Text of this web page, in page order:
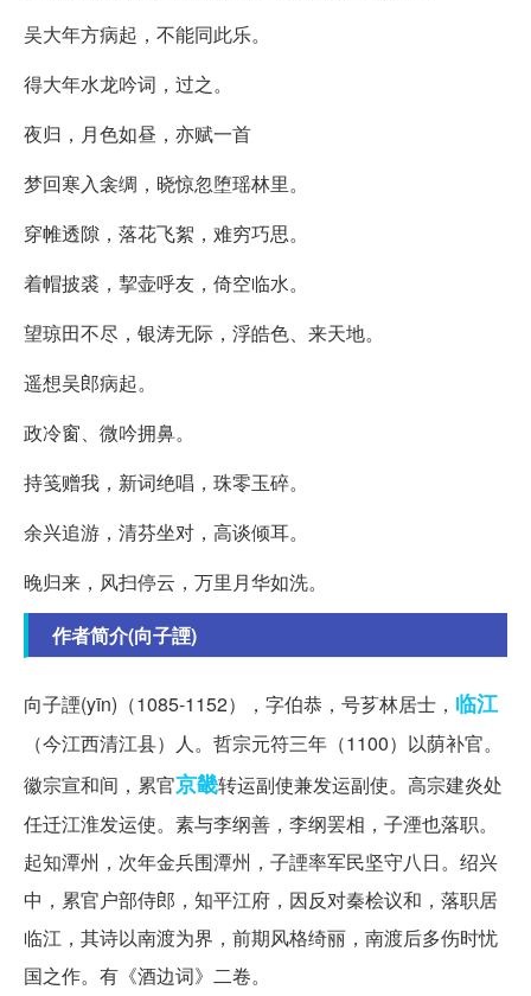
吴大年方病起，不能同此乐。
得大年水龙吟词，过之。
夜归，月色如昼，亦赋一首
梦回寒入衾绸，晓惊忽堕瑶林里。
穿帷透隙，落花飞絮，难穷巧思。
着帽披裘，挈壶呼友，倚空临水。
望琼田不尽，银涛无际，浮皓色、来天地。
遥想吴郎病起。
政冷窗、微吟拥鼻。
持笺赠我，新词绝唱，珠零玉碎。
余兴追游，清芬坐对，高谈倾耳。
晚归来，风扫停云，万里月华如洗。
作者简介(向子諲)
向子諲(yīn)（1085-1152），字伯恭，号芗林居士， 临江
（今江西清江县）人。哲宗元符三年（1100）以荫补官。
徽宗宣和间，累官京畿转运副使兼发运副使。高宗建炎处
任迁江淮发运使。素与李纲善，李纲罢相，子湮也落职。
起知潭州，次年金兵围潭州，子諲率军民坚守八日。绍兴
中，累官户部侍郎，知平江府，因反对秦桧议和，落职居
临江，其诗以南渡为界，前期风格绮丽，南渡后多伤时忧
国之作。有《酒边词》二卷。